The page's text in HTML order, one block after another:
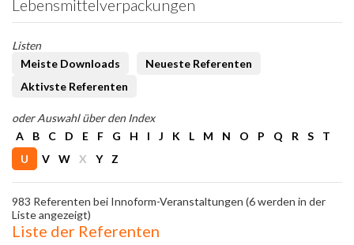
Lebensmittelverpackungen
Listen
Meiste Downloads
Neueste Referenten
Aktivste Referenten
oder Auswahl über den Index
A
B C D E F G H I J K L M N O P Q R S
T
U
V W X Y Z
983 Referenten bei Innoform-Veranstaltungen (6 werden in der
Liste angezeigt)
Liste der Referenten